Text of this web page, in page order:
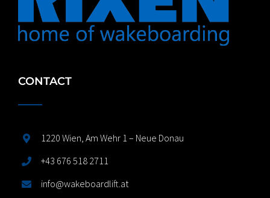
CONTACT
1220 Wien, Am Wehr 1 – Neue Donau
+43 676 518 2711
info@wakeboardlift.at